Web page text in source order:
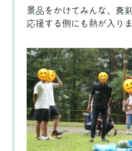
景品をかけてみんな、真
応援する側にも熱が入りま